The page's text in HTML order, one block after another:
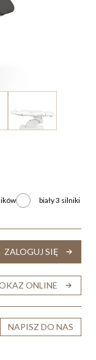
biały 3 silniki
ZALOGUJ SIĘ
ONLINE
NAPISZ DO NAS